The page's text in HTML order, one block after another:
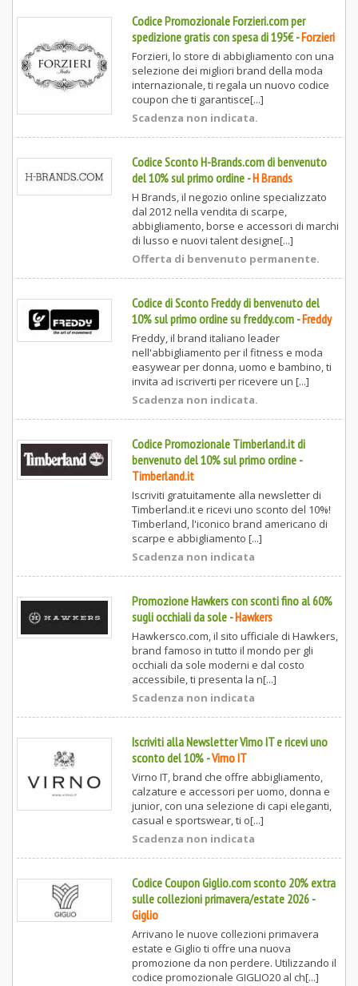
Codice Promozionale Forzieri.com per
spedizione gratis con spesa di 195€-Forzieri
Forzieri, lo store di abbigliamento con una
selezione dei migliori brand della moda
internazionale, ti regala un nuovo codice
coupon che ti garantisce[...]
Scadenza non indicata.
Codice Sconto H-Brands.com di benvenuto
del 10% sul primo ordine-H Brands
H Brands, il negozio online specializzato
dal 2012 nella vendita di scarpe,
abbigliamento, borse e accessori di marchi
di lusso e nuovi talent designe[...]
Offerta di benvenuto permanente.
Codice di Sconto Freddy di benvenuto del
10% sul primo ordine su freddy.com-Freddy
Freddy, il brand italiano leader
nell'abbigliamento per il fitness e moda
easywear per donna, uomo e bambino, ti
invita ad iscriverti per ricevere un [...]
Scadenza non indicata.
Codice Promozionale Timberland.it di
benvenuto del 10% sul primo ordine-
Timberland.it
Iscriviti gratuitamente alla newsletter di
Timberland.it e ricevi uno sconto del 10%!
Timberland, l'iconico brand americano di
scarpe e abbigliamento [...]
Scadenza non indicata
Promozione Hawkers con sconti fino al 60%
sugli occhiali da sole-Hawkers
Hawkersco.com, il sito ufficiale di Hawkers,
brand famoso in tutto il mondo per gli
occhiali da sole moderni e dal costo
accessibile, ti presenta la n[...]
Scadenza non indicata
Iscriviti alla Newsletter Virno IT e ricevi uno
sconto del 10%-Virno IT
Virno IT, brand che offre abbigliamento,
calzature e accessori per uomo, donna e
junior, con una selezione di capi eleganti,
casual e sportswear, ti o[...]
Scadenza non indicata
Codice Coupon Giglio.com sconto 20% extra
sulle collezioni primavera/estate 2026-
Giglio
Arrivano le nuove collezioni primavera
estate e Giglio ti offre una nuova
promozione da non perdere. Utilizzando il
codice promozionale GIGLIO20 al ch[...]